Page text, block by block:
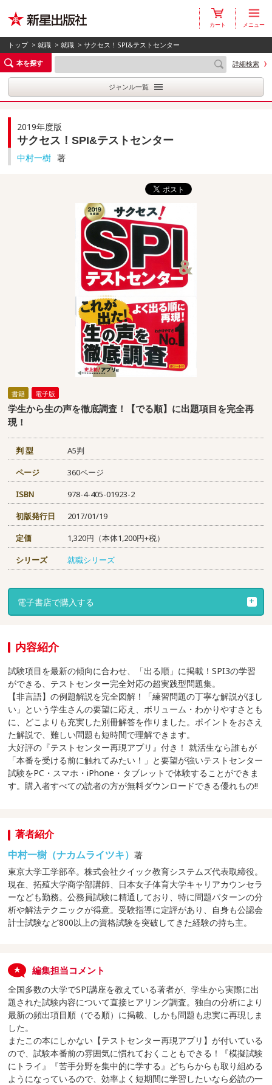
カート メニュー
トップ >就職 >就職 > サクセス！SPI&テストセンター
本を探す
詳細検索
ジャンル一覧
2019年度版
サクセス！SPI&テストセンター
中村一樹 著
書籍 電子版
学生から生の声を徹底調査！【でる順】に出題項目を完全再
現！
判 型
A5判
ページ
360ページ
ISBN
978-4-405-01923-2
初版発行日
2017/01/19
定価
1,320円（本体1,200円+税）
シリーズ
就職シリーズ
電子書店で購入する
内容紹介
試験項目を最新の傾向に合わせ、「出る順」に掲載！SPI3の学習
ができる、テストセンター完全対応の超実践型問題集。
【非言語】の例題解説を完全図解！「練習問題の丁寧な解説がほし
い」という学生さんの要望に応え、ボリューム・わかりやすさとも
に、どこよりも充実した別冊解答を作りました。ポイントをおさえ
た解説で、難しい問題も短時間で理解できます。
大好評の『テストセンター再現アプリ』付き！ 就活生なら誰もが
「本番を受ける前に触れてみたい！」と要望が強いテストセンター
試験をPC・スマホ・iPhone・タブレットで体験することができま
す。購入者すべての読者の方が無料ダウンロードできる優れもの!!
著者紹介
中村一樹（ナカムライツキ）著
東京大学工学部卒。株式会社クイック教育システムズ代表取締役。
現在、拓殖大学商学部講師、日本女子体育大学キャリアカウンセラ
ーなども勤務。公務員試験に精通しており、特に問題パターンの分
析や解法テクニックが得意。受験指導に定評があり、自身も公認会
計士試験など800以上の資格試験を突破してきた経験の持ち主。
編集担当コメント
全国多数の大学でSPI講座を教えている著者が、学生から実際に出
題された試験内容について直接ヒアリング調査。独自の分析により
最新の頻出項目順（でる順）に掲載、しかも問題も忠実に再現しま
した。
またこの本にしかない【テストセンター再現アプリ】が付いている
ので、試験本番前の雰囲気に慣れておくこともできる！『模擬試験
にトライ』『苦手分野を集中的に学する』どちらからも取り組める
ようになっているので、効率よく短期間に学習したいなら必読の一